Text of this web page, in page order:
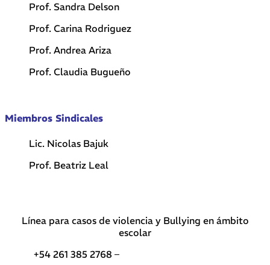
Prof. Sandra Delson
Prof. Carina Rodriguez
Prof. Andrea Ariza
Prof. Claudia Bugueño
Miembros Sindicales
Lic. Nicolas Bajuk
Prof. Beatriz Leal
Línea para casos de violencia y Bullying en ámbito
escolar
+54 261 385 2768 –